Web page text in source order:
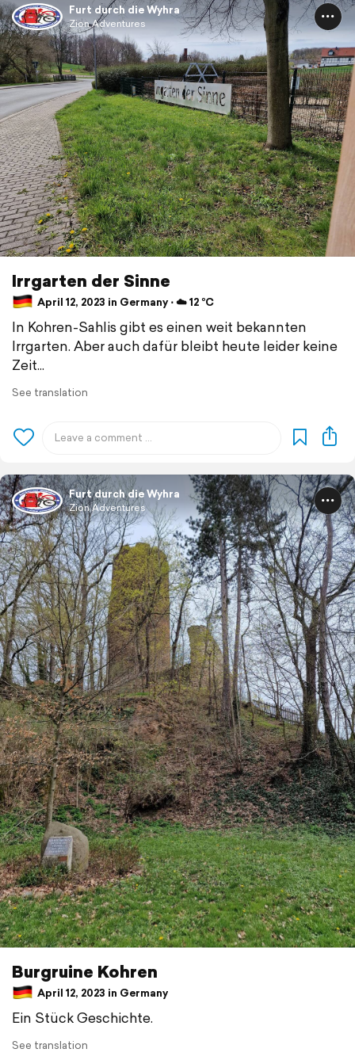
Furt durch die Wyhra
Zion Adventures
Irrgarten der Sinne
April 12, 2023 in Germany ⋅ ☁️ 12 °C
In Kohren-Sahlis gibt es einen weit bekannten
Irrgarten. Aber auch dafür bleibt heute leider keine
Zeit...
See translation
Furt durch die Wyhra
Zion Adventures
Burgruine Kohren
April 12, 2023 in Germany
Ein Stück Geschichte.
See translation